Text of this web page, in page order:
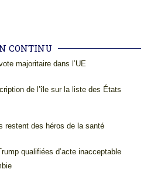
CONTINU
majoritaire dans l’UE
de l’île sur la liste des États
restent des héros de la santé
qualifiées d’acte inacceptable